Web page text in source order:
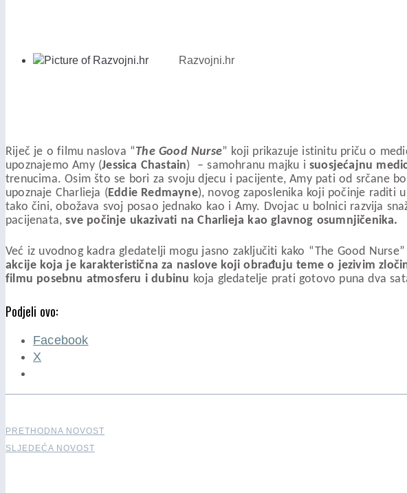
Razvojni.hr
Riječ je o filmu naslova “The Good Nurse” koji prikazuje istinitu priču o
upoznajemo Amy (Jessica Chastain) – samohranu majku isuosjećajnu
trenucima. Osim što se bori za svoju djecu i pacijente, Amy pati od srčane
upoznaje Charlieja (Eddie Redmayne), novog zaposlenika koji počinje raditi
tako čini, obožava svoj posao jednako kao i Amy. Dvojac u bolnici razvija
pacijenata,sve počinje ukazivati na Charlieja kao glavnog osumnjičenika.
Već iz uvodnog kadra gledatelji mogu jasno zaključiti kako “The Good
akcije koja je karakteristična za naslove koji obrađuju teme o jezivim
filmu posebnu atmosferu i dubinu koja gledatelje prati gotovo puna dva
Podjeli ovo:
Facebook
X
PRETHODNA NOVOST
SLJEDEĆA NOVOST